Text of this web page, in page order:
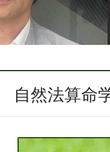
自然法算命